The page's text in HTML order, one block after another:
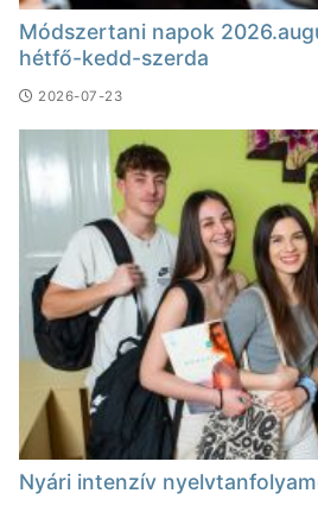
Módszertani napok
hétfő-kedd-szerda
2026-07-23
Nyári intenzív